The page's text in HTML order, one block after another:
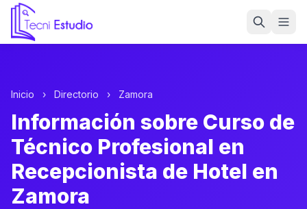
Ir a la página de inicio de Tecni Estudio
Inicio › Directorio › Zamora
Información sobre Curso de
Técnico Profesional en
Recepcionista de Hotel en
Zamora